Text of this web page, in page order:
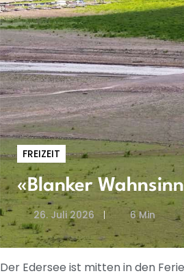
FREIZEIT
«Blanker
26. Juli 2026 6 Min
Der Edersee ist mitten in den